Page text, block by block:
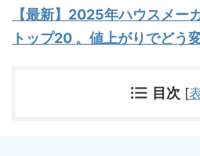
【最新】2025年ハウスメー
トップ20 。値上がりでどう
目次 [